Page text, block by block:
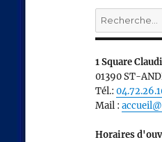
Recherche
pour :
1 Square
01390 ST-
Tél.:
Mail :
Horaires